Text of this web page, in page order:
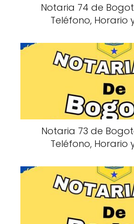
Notaria 74 de
Teléfono, Horario
Notaria 73 de
Teléfono, Horario